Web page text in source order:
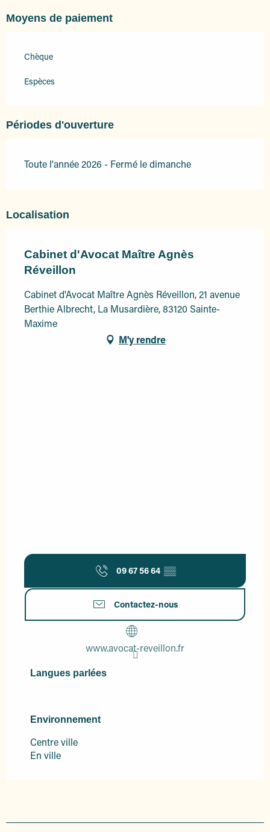
Moyens de paiement
Chèque
Espèces
Périodes d'ouverture
Toute l'année 2026 - Fermé le dimanche
Localisation
Cabinet d'Avocat Maître Agnès
Réveillon
Cabinet d'Avocat Maître Agnès Réveillon, 21 avenue
Berthie Albrecht, La Musardière, 83120 Sainte-
Maxime
M'y rendre
09 67 56 64 ▒▒
Contactez-nous
www.avocat-reveillon.fr
Langues parlées
Langues parlées
Environnement
Environnement
Centre ville
En ville